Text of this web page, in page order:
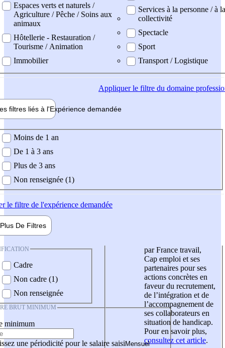
Espaces verts et naturels /
Agriculture / Pêche / Soins aux
animaux
Hôtellerie - Restauration /
Tourisme / Animation
Immobilier
Services à la personne / à la
collectivité
Spectacle
Sport
Transport / Logistique
Appliquerle filtre du domaine
filtres liés à l'Expérience demandée
demandée
Moins de 1 an
De 1 à 3 ans
Plus de 3 ans
Non renseignée (1)
le filtre de l'expérience demandée
Plus De Filtres
Cadre
Non cadre (1)
Non renseignée
BRUT MINIMUM
minimum
une périodicité pour le salaire saisi
par France travail,
Cap emploi et ses
partenaires pour ses
actions concrètes en
faveur du recrutement,
de l’intégration et de
l’accompagnement de
ses collaborateurs en
situation de handicap.
Pour en savoir plus,
consultez cet article.